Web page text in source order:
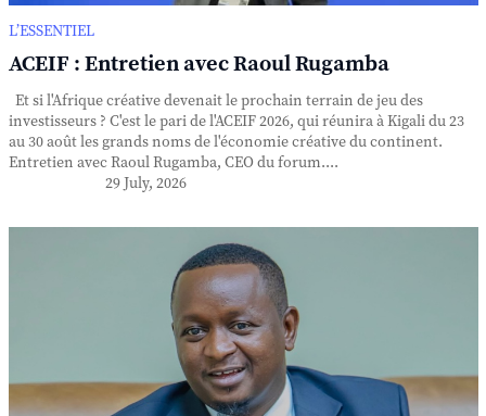
L’ESSENTIEL
ACEIF : Entretien avec Raoul Rugamba
Et si l'Afrique créative devenait le prochain terrain de jeu des
investisseurs ? C'est le pari de l'ACEIF 2026, qui réunira à Kigali du 23
au 30 août les grands noms de l'économie créative du continent.
Entretien avec Raoul Rugamba, CEO du forum....
29 July, 2026